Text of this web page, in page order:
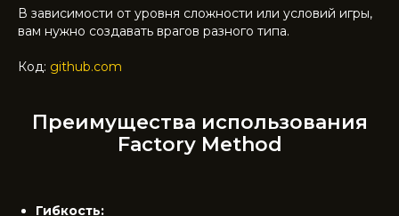
В зависимости от уровня сложности или условий игры,
вам нужно создавать врагов разного типа.
Код: github.com
Преимущества использования
Factory Method
Гибкость: